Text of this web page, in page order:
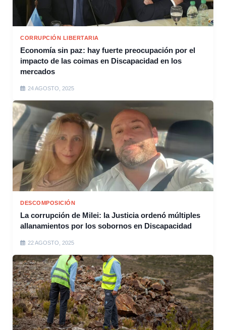
CORRUPCIÓN LIBERTARIA
Economía sin paz: hay fuerte preocupación por el
impacto de las coimas en Discapacidad en los
mercados
24 AGOSTO, 2025
DESCOMPOSICIÓN
La corrupción de Milei: la Justicia ordenó múltiples
allanamientos por los sobornos en Discapacidad
22 AGOSTO, 2025